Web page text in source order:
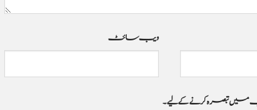
ویب‌ سائٹ
جب میں تبصرہ کرنے کےلیے۔